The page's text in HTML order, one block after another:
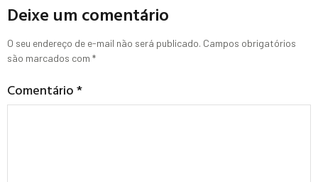
Deixe um comentário
O seu endereço de e-mail não será publicado. Campos obrigatórios
são marcados com *
Comentário*